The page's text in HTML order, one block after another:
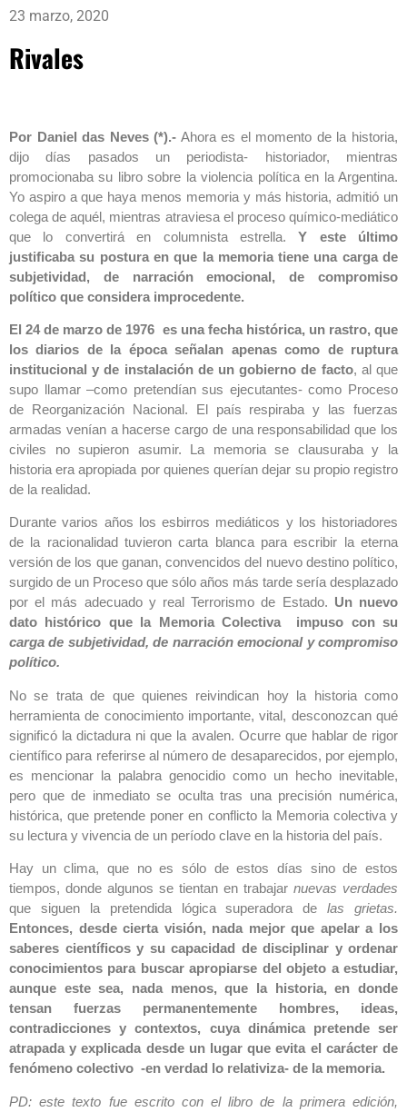
23 marzo, 2020
Rivales
Por Daniel das Neves (*).- Ahora es el momento de la historia,
dijo días pasados un periodista- historiador, mientras
promocionaba su libro sobre la violencia política en la Argentina.
Yo aspiro a que haya menos memoria y más historia, admitió un
colega de aquél, mientras atraviesa el proceso químico-mediático
que lo convertirá en columnista estrella.Y este último
justificaba su postura en que la memoria tiene una carga de
subjetividad, de narración emocional, de compromiso
político que considera improcedente.
El 24 de marzo de 1976 es una fecha histórica, un rastro, que
los diarios de la época señalan apenas como de ruptura
institucional y de instalación de un gobierno de facto, al que
supo llamar –como pretendían sus ejecutantes- como Proceso
de Reorganización Nacional. El país respiraba y las fuerzas
armadas venían a hacerse cargo de una responsabilidad que los
civiles no supieron asumir. La memoria se clausuraba y la
historia era apropiada por quienes querían dejar su propio registro
de la realidad.
Durante varios años los esbirros mediáticos y los historiadores
de la racionalidad tuvieron carta blanca para escribir la eterna
versión de los que ganan, convencidos del nuevo destino político,
surgido de un Proceso que sólo años más tarde sería desplazado
por el más adecuado y real Terrorismo de Estado. Un nuevo
dato histórico que la Memoria Colectiva impuso con su
carga de subjetividad, de narración emocional y compromiso
político.
No se trata de que quienes reivindican hoy la historia como
herramienta de conocimiento importante, vital, desconozcan qué
significó la dictadura ni que la avalen. Ocurre que hablar de rigor
científico para referirse al número de desaparecidos, por ejemplo,
es mencionar la palabra genocidio como un hecho inevitable,
pero que de inmediato se oculta tras una precisión numérica,
histórica, que pretende poner en conflicto la Memoria colectiva y
su lectura y vivencia de un período clave en la historia del país.
Hay un clima, que no es sólo de estos días sino de estos
tiempos, donde algunos se tientan en trabajar nuevas verdades
que siguen la pretendida lógica superadora delas grietas.
Entonces, desde cierta visión, nada mejor que apelar a los
saberes científicos y su capacidad de disciplinar y ordenar
conocimientos para buscar apropiarse del objeto a estudiar,
aunque este sea, nada menos, que la historia, en donde
tensan fuerzas permanentemente hombres, ideas,
contradicciones y contextos, cuya dinámica pretende ser
atrapada y explicada desde un lugar que evita el carácter de
fenómeno colectivo -en verdad lo relativiza- de la memoria.
PD: este texto fue escrito con el libro de la primera edición,